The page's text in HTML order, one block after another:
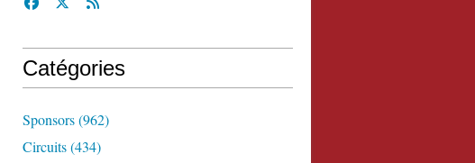
Catégories
Sponsors(962)
Circuits(434)